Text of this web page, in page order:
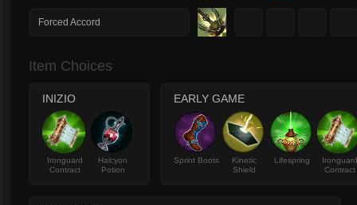
Forced Accord
Item Choices
INIZIO
Ironguard
Contract
Halcyon
Potion
EARLY GAME
Sprint Boots
Kinetic
Shield
Lifespring
Contract